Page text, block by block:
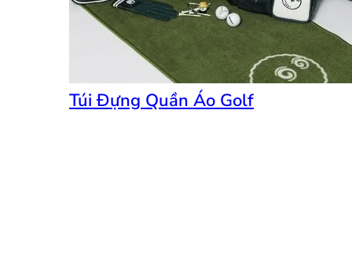
Túi Đựng Quần Áo Golf